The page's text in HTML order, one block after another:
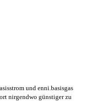
und enni.basisgas
nirgendwo günstiger zu